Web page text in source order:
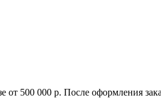
от 500 000 р. После оформления